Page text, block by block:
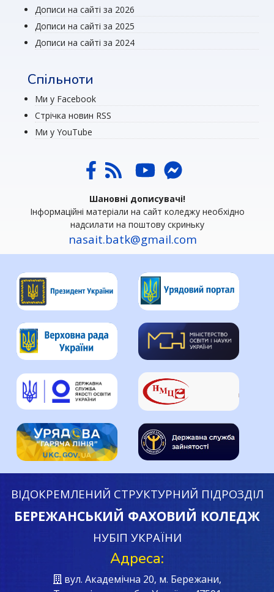
Дописи на сайті за 2026
Дописи на сайті за 2025
Дописи на сайті за 2024
Спільноти
Ми у Facebook
Стрічка новин RSS
Ми у YouTube
Шановні дописувачі!
Інформаційні матеріали на сайт коледжу необхідно
надсилати на поштову скриньку
nasait.batk@gmail.com
ВІДОКРЕМЛЕНИЙ СТРУКТУРНИЙ ПІДРОЗДІЛ
БЕРЕЖАНСЬКИЙ ФАХОВИЙ КОЛЕДЖ
НУБІП УКРАЇНИ
Адреса:
вул. Академічна 20, м. Бережани,